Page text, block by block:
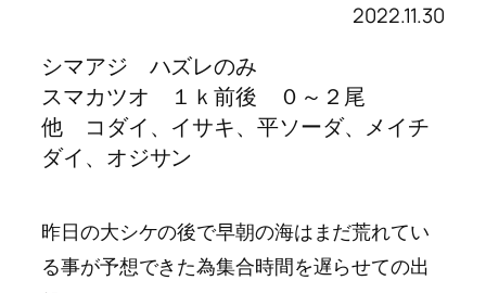
2022.11.30
シマアジ ハズレのみ
スマカツオ １ｋ前後 ０～２尾
他 コダイ、イサキ、平ソーダ、メイチ
ダイ、オジサン
昨日の大シケの後で早朝の海はまだ荒れてい
る事が予想できた為集合時間を遅らせての出